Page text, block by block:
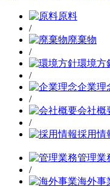
原料
/
廃棄物
/
環境方
/
企業理
/
会社概
/
採用情
管理業
/
海外事